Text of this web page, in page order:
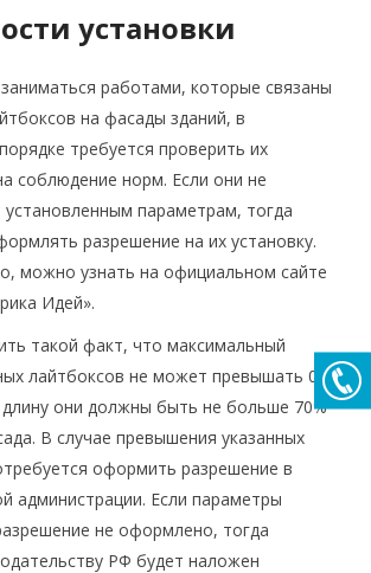
установки
работами, которые связаны
на фасады зданий, в
требуется проверить их
соблюдение норм. Если они не
параметрам, тогда
разрешение на их установку.
можно узнать на официальном сайте
Идей».
такой факт, что максимальный
лайтбоксов не может превышать 0,5
они должны быть не больше 70%
В случае превышения указанных
оформить разрешение в
администрации. Если параметры
не оформлено, тогда
РФ будет наложен